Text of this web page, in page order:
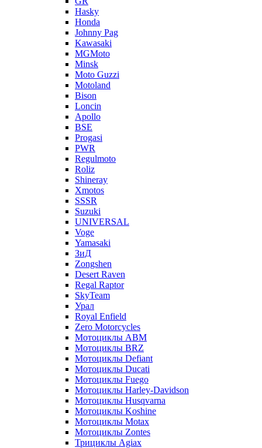
Hasky
Honda
Johnny Pag
Kawasaki
MGMoto
Minsk
Moto Guzzi
Motoland
Bison
Loncin
Apollo
BSE
Progasi
PWR
Regulmoto
Roliz
Shineray
Xmotos
SSSR
Suzuki
UNIVERSAL
Voge
Yamasaki
ЗиД
Zongshen
Desert Raven
Regal Raptor
SkyTeam
Урал
Royal Enfield
Zero Motorcycles
Мотоциклы ABM
Мотоциклы BRZ
Мотоциклы Defiant
Мотоциклы Ducati
Мотоциклы Fuego
Мотоциклы Harley-Davidson
Мотоциклы Husqvarna
Мотоциклы Koshine
Мотоциклы Motax
Мотоциклы Zontes
Трициклы Agiax